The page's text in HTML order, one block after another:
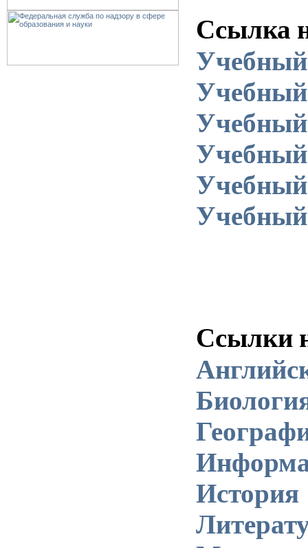
Ссылка
Учебный
Учебный
Учебный
Учебный
Учебный
Учебный
Ссылки
История